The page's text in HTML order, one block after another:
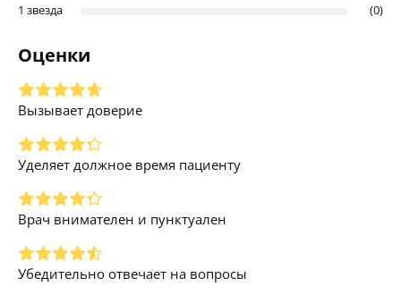
1 звезда
(0)
Оценки
Вызывает доверие
Уделяет должное время пациенту
Врач внимателен и пунктуален
Убедительно отвечает на вопросы